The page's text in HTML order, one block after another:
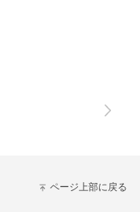
ページ上部に戻る